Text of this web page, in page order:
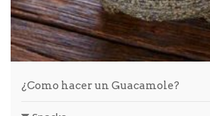
¿Como hacer un Guacamole?